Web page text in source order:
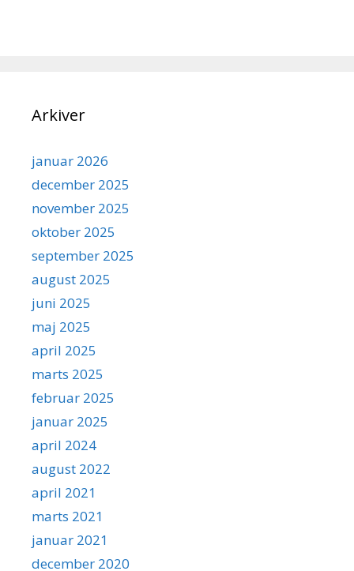
Arkiver
januar 2026
december 2025
november 2025
oktober 2025
september 2025
august 2025
juni 2025
maj 2025
april 2025
marts 2025
februar 2025
januar 2025
april 2024
august 2022
april 2021
marts 2021
januar 2021
december 2020